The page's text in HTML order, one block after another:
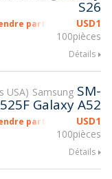
S26
USD1
100pièces
part à gsmX Hong
Détails
USA Samsung SM-
Galaxy A52
USD1
100pièces
part à gsmX Hong
Détails